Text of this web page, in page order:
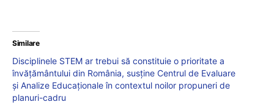
Similare
Disciplinele STEM ar trebui să constituie o prioritate a
învățământului din România, susține Centrul de Evaluare
și Analize Educaționale în contextul noilor propuneri de
planuri-cadru